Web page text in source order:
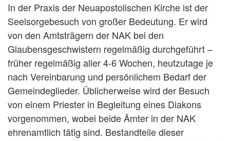
In der Praxis der Neuapostolischen Kirche ist der
Seelsorgebesuch von großer Bedeutung. Er wird
von den Amtsträgern der NAK bei den
Glaubensgeschwistern regelmäßig durchgeführt –
früher regelmäßig aller 4-6 Wochen, heutzutage je
nach Vereinbarung und persönlichem Bedarf der
Gemeindeglieder. Üblicherweise wird der Besuch
von einem Priester in Begleitung eines Diakons
vorgenommen, wobei beide Ämter in der NAK
ehrenamtlich tätig sind. Bestandteile dieser